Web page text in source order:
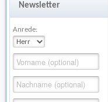
Newsletter
Anrede: